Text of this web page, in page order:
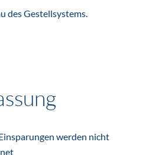
des Gestellsystems.
werden nicht